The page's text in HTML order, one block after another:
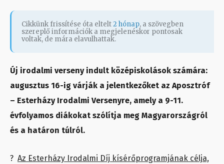
Cikkünk frissítése óta eltelt2 hónap, a szövegben
szereplő információk a megjelenéskor pontosak
voltak, de mára elavulhattak.
Új irodalmi verseny indult középiskolások számára:
augusztus 16-ig várják a jelentkezőket az Aposztróf
– Esterházy Irodalmi Versenyre, amely a 9-11.
évfolyamos diákokat szólítja meg Magyarországról
és a határon túlról.
? Az Esterházy Irodalmi Díj kísérőprogramjának célja,